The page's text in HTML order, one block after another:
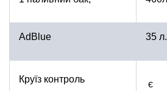
AdBlue 35 л.
Круїз контроль є